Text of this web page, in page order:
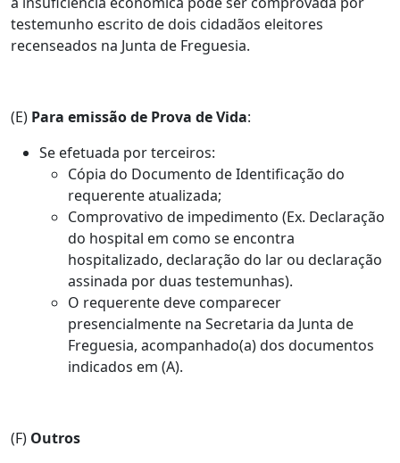
testemunho escrito de dois cidadãos eleitores
recenseados na Junta de Freguesia.
(E) Para emissão de Prova de Vida:
Se efetuada por terceiros:
Cópia do Documento de Identificação do
requerente atualizada;
Comprovativo de impedimento (Ex. Declaração
do hospital em como se encontra
hospitalizado, declaração do lar ou declaração
assinada por duas testemunhas).
O requerente deve comparecer
presencialmente na Secretaria da Junta de
Freguesia, acompanhado(a) dos documentos
indicados em (A).
(F) Outros